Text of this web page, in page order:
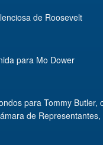
de Roosevelt
para Mo Dower
para Tommy Butler,
de